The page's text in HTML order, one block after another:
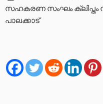
സഹകരണ സംഘം ക്ലിപ്തം
പാലക്കാട്